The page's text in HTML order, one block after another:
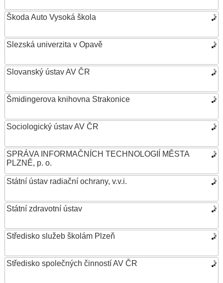
Škoda Auto Vysoká škola
Slezská univerzita v Opavě
Slovanský ústav AV ČR
Šmidingerova knihovna Strakonice
Sociologický ústav AV ČR
SPRÁVA INFORMAČNÍCH TECHNOLOGIÍ MĚSTA
PLZNĚ, p. o.
Státní ústav radiační ochrany, v.v.i.
Státní zdravotní ústav
Středisko služeb školám Plzeň
Středisko společných činností AV ČR